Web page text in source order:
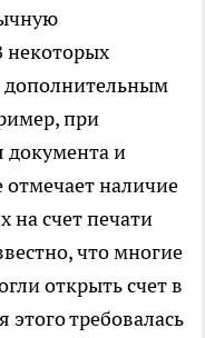
некоторых
дополнительным
при
документа и
наличие
на счет печати
что многие
открыть счет в
этого требовалась